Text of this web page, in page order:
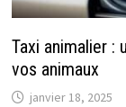
Taxi animalier :
vos animaux
janvier 18, 2025